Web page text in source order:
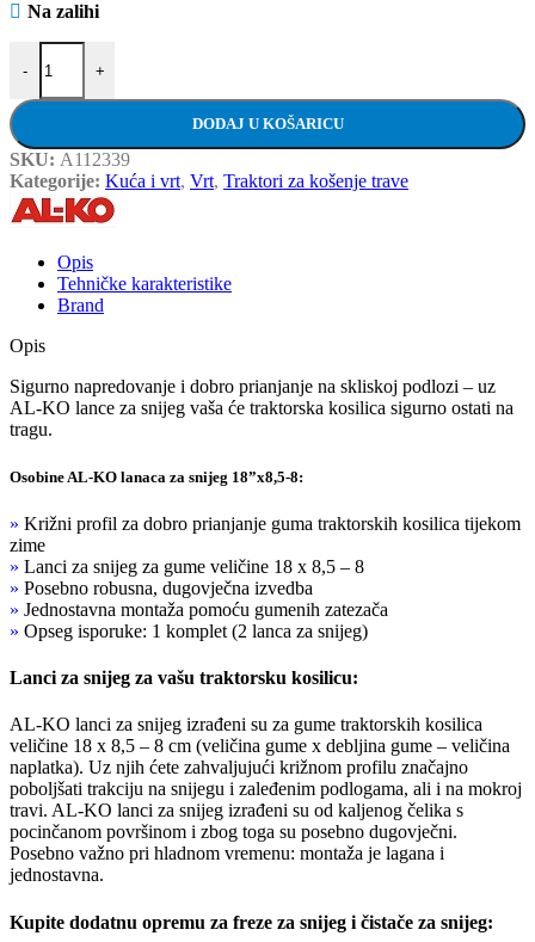
285,90 KM.
Na zalihi
-
AL-KO lanci za snijeg 18"x8,5-8 - za traktor kosilice količina
+
DODAJ U KOŠARICU
SKU: A112339
Kategorije: Kuća i vrt, Vrt, Traktori za košenje trave
Opis
Tehničke karakteristike
Brand
Opis
Sigurno napredovanje i dobro prianjanje na skliskoj podlozi – uz
AL-KO lance za snijeg vaša će traktorska kosilica sigurno ostati na
tragu.
Osobine AL-KO lanaca za snijeg 18”x8,5-8:
» Križni profil za dobro prianjanje guma traktorskih kosilica tijekom
zime
» Lanci za snijeg za gume veličine 18 x 8,5 – 8
» Posebno robusna, dugovječna izvedba
» Jednostavna montaža pomoću gumenih zatezača
» Opseg isporuke: 1 komplet (2 lanca za snijeg)
Lanci za snijeg za vašu traktorsku kosilicu:
AL-KO lanci za snijeg izrađeni su za gume traktorskih kosilica
veličine 18 x 8,5 – 8 cm (veličina gume x debljina gume – veličina
naplatka). Uz njih ćete zahvaljujući križnom profilu značajno
poboljšati trakciju na snijegu i zaleđenim podlogama, ali i na mokroj
travi. AL-KO lanci za snijeg izrađeni su od kaljenog čelika s
pocinčanom površinom i zbog toga su posebno dugovječni.
Posebno važno pri hladnom vremenu: montaža je lagana i
jednostavna.
Kupite dodatnu opremu za freze za snijeg i čistače za snijeg: